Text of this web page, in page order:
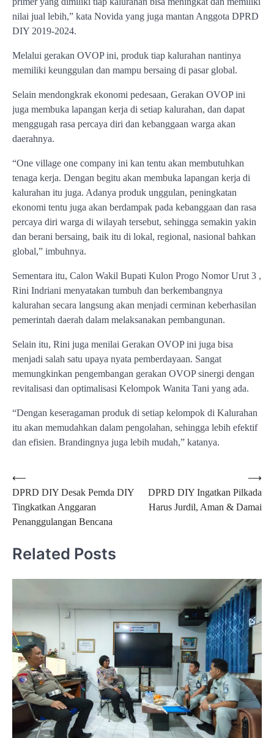
nilai jual lebih,” kata Novida yang juga mantan Anggota DPRD
DIY 2019-2024.
Melalui gerakan OVOP ini, produk tiap kalurahan nantinya
memiliki keunggulan dan mampu bersaing di pasar global.
Selain mendongkrak ekonomi pedesaan, Gerakan OVOP ini
juga membuka lapangan kerja di setiap kalurahan, dan dapat
menggugah rasa percaya diri dan kebanggaan warga akan
daerahnya.
“One village one company ini kan tentu akan membutuhkan
tenaga kerja. Dengan begitu akan membuka lapangan kerja di
kalurahan itu juga. Adanya produk unggulan, peningkatan
ekonomi tentu juga akan berdampak pada kebanggaan dan rasa
percaya diri warga di wilayah tersebut, sehingga semakin yakin
dan berani bersaing, baik itu di lokal, regional, nasional bahkan
global,” imbuhnya.
Sementara itu, Calon Wakil Bupati Kulon Progo Nomor Urut 3 ,
Rini Indriani menyatakan tumbuh dan berkembangnya
kalurahan secara langsung akan menjadi cerminan keberhasilan
pemerintah daerah dalam melaksanakan pembangunan.
Selain itu, Rini juga menilai Gerakan OVOP ini juga bisa
menjadi salah satu upaya nyata pemberdayaan. Sangat
memungkinkan pengembangan gerakan OVOP sinergi dengan
revitalisasi dan optimalisasi Kelompok Wanita Tani yang ada.
“Dengan keseragaman produk di setiap kelompok di Kalurahan
itu akan memudahkan dalam pengolahan, sehingga lebih efektif
dan efisien. Brandingnya juga lebih mudah,” katanya.
Navigasi
pos
⟵
DPRD DIY Desak Pemda DIY
Tingkatkan Anggaran
Penanggulangan Bencana
DPRD DIY Ingatkan Pilkada
Harus Jurdil, Aman & Damai
⟶
Related Posts